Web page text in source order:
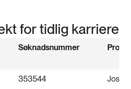
for tidlig karriere
Søknadsnummer
353544